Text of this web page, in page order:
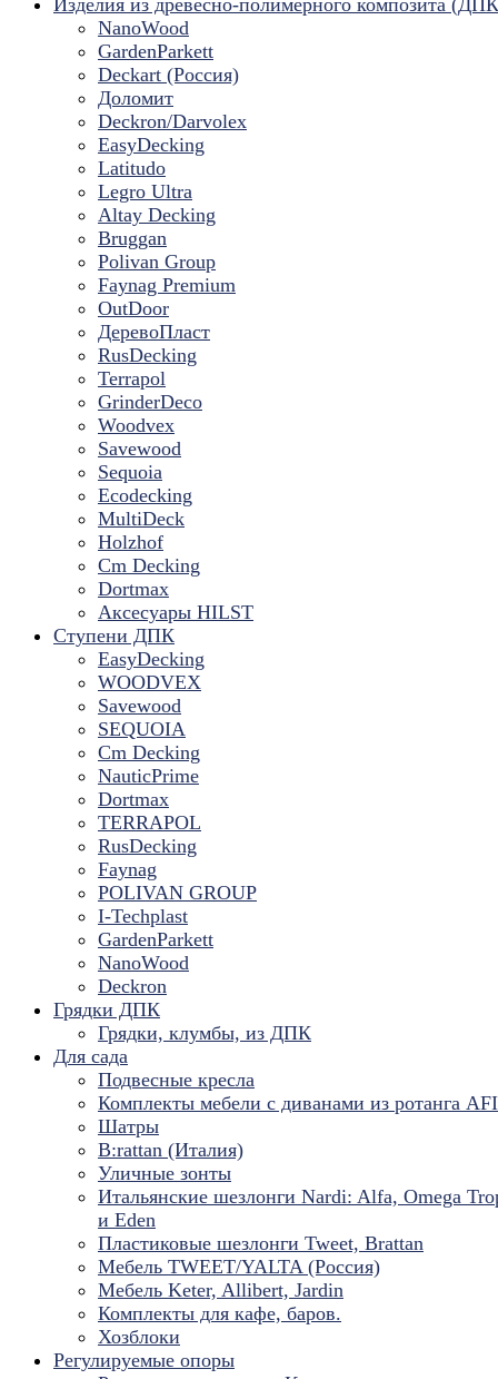
Изделия из древесно-полимерного композита
NanoWood
GardenParkett
Deckart (Россия)
Доломит
Deckron/Darvolex
EasyDecking
Latitudo
Legro Ultra
Altay Decking
Bruggan
Polivan Group
Faynag Premium
OutDoor
ДеревоПласт
RusDecking
Terrapol
GrinderDeco
Woodvex
Savewood
Sequoia
Ecodecking
MultiDeck
Holzhof
Cm Decking
Dortmax
Аксесуары HILST
Ступени ДПК
EasyDecking
WOODVEX
Savewood
SEQUOIA
Cm Decking
NauticPrime
Dortmax
TERRAPOL
RusDecking
Faynag
POLIVAN GROUP
I-Techplast
GardenParkett
NanoWood
Deckron
Грядки ДПК
Грядки, клумбы, из ДПК
Для сада
Подвесные кресла
Комплекты мебели с диванами из ротанга
Шатры
B:rattan (Италия)
Уличные зонты
Итальянские шезлонги Nardi: Alfa, Omega
и Eden
Пластиковые шезлонги Tweet, Brattan
Мебель TWEET/YALTA (Россия)
Мебель Keter, Allibert, Jardin
Комплекты для кафе, баров.
Хозблоки
Регулируемые опоры